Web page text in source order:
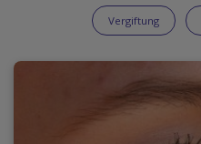
Vergiftung